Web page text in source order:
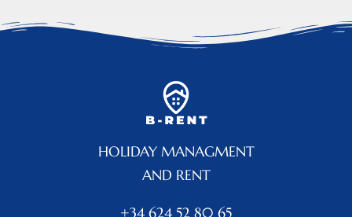
HOLIDAY MANAGMENT
AND RENT
+34 624 52 80 65